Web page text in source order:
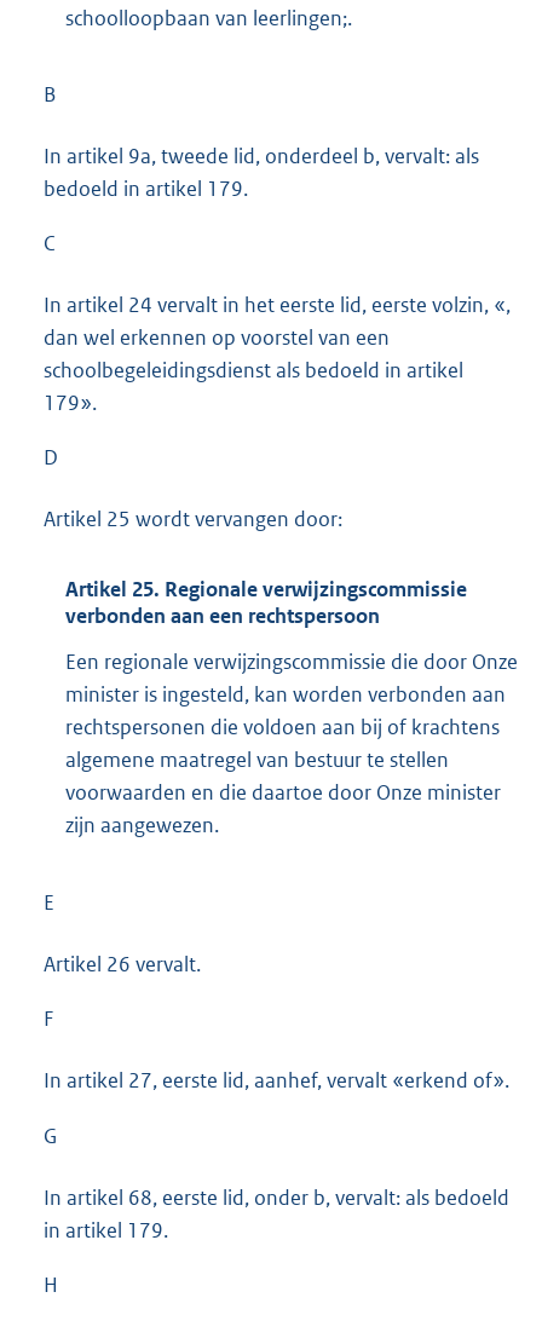
schoolloopbaan van leerlingen;.
B
In artikel 9a, tweede lid, onderdeel b, vervalt: als
bedoeld in artikel 179.
C
In artikel 24 vervalt in het eerste lid, eerste volzin, «,
dan wel erkennen op voorstel van een
schoolbegeleidingsdienst als bedoeld in artikel
179».
D
Artikel 25 wordt vervangen door:
Artikel 25. Regionale verwijzingscommissie
verbonden aan een rechtspersoon
Een regionale verwijzingscommissie die door Onze
minister is ingesteld, kan worden verbonden aan
rechtspersonen die voldoen aan bij of krachtens
algemene maatregel van bestuur te stellen
voorwaarden en die daartoe door Onze minister
zijn aangewezen.
E
Artikel 26 vervalt.
F
In artikel 27, eerste lid, aanhef, vervalt «erkend of».
G
In artikel 68, eerste lid, onder b, vervalt: als bedoeld
in artikel 179.
H